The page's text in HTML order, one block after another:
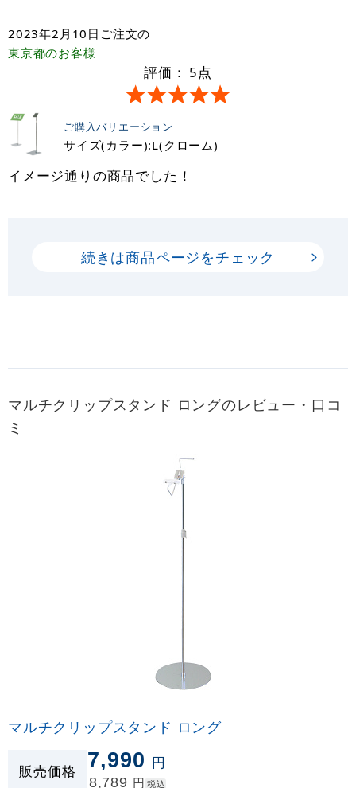
2023年2月10日 ご注文の
東京都のお客様
評価： 5点
ご購入バリエーション
サイズ(カラー):L(クローム)
イメージ通りの商品でした！
続きは商品ページをチェック
マルチクリップスタンド ロングのレビュー・口コ
ミ
マルチクリップスタンド ロング
販売価格 7,990 円
8,789 円 税込